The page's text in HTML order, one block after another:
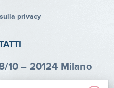
privacy
10 – 20124 Milano